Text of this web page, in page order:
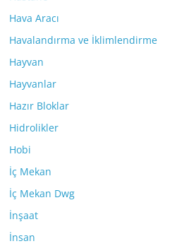
Hava Aracı
Havalandırma ve İklimlendirme
Hayvan
Hayvanlar
Hazır Bloklar
Hidrolikler
Hobi
İç Mekan
İç Mekan Dwg
İnşaat
İnsan